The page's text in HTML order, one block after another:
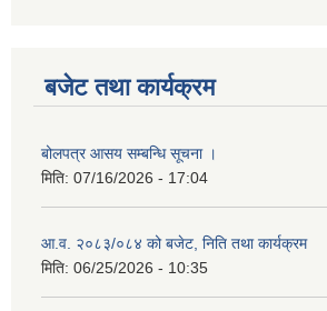
बजेट तथा कार्यक्रम
बोलपत्र आसय सम्बन्धि सूचना ।
मिति: 07/16/2026 - 17:04
आ.व. २०८३/०८४ को बजेट, निति तथा कार्यक्रम
मिति: 06/25/2026 - 10:35